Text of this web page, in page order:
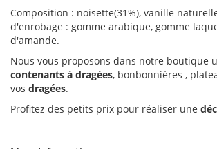
Composition : noisette(31%), vanille
d'enrobage : gomme arabique, gomme
d'amande.
Nous vous proposons dans notre boutique
contenants à dragées, bonbonnières ,
vos dragées.
Profitez des petits prix pour réaliser une